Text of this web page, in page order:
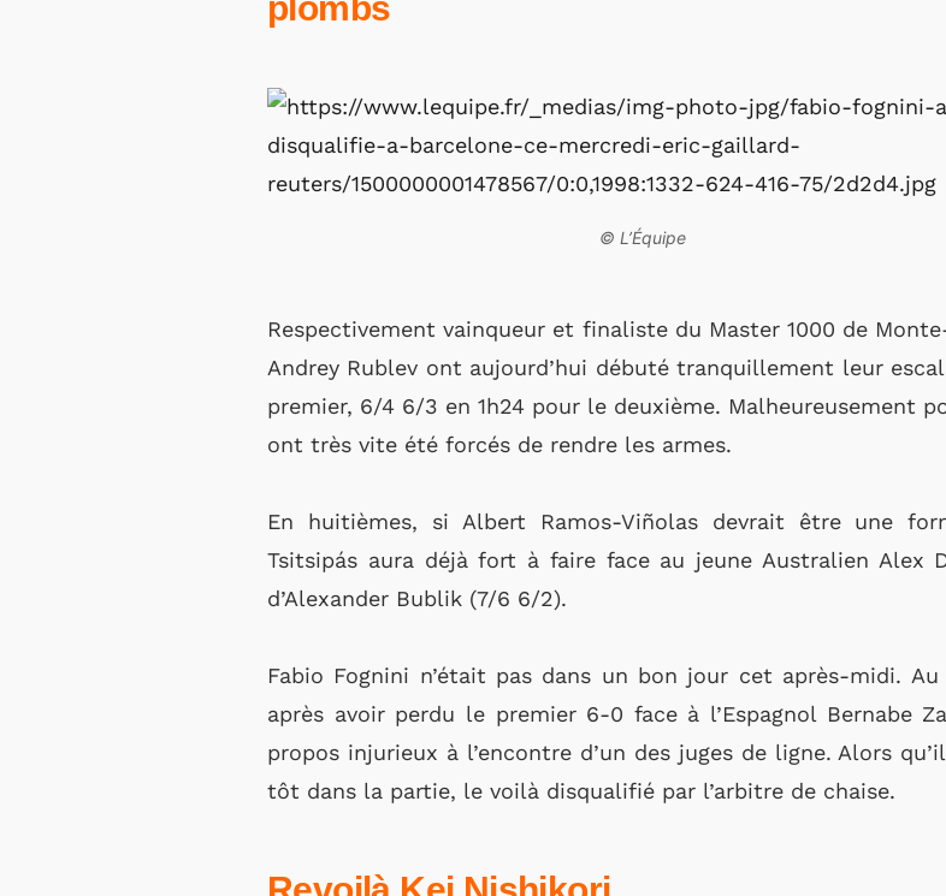
plombs
© L’Équipe
Respectivement vainqueur et finaliste du Master 1000 de
Andrey Rublev ont aujourd’hui débuté tranquillement leur
premier, 6/4 6/3 en 1h24 pour le deuxième. Malheureusement
ont très vite été forcés de rendre les armes.
En huitièmes, si Albert Ramos-Viñolas devrait être une
Tsitsipás aura déjà fort à faire face au jeune Australien Alex
d’Alexander Bublik (7/6 6/2).
Fabio Fognini n’était pas dans un bon jour cet après-midi.
après avoir perdu le premier 6-0 face à l’Espagnol Bernabe
propos injurieux à l’encontre d’un des juges de ligne. Alors
tôt dans la partie, le voilà disqualifié par l’arbitre de chaise.